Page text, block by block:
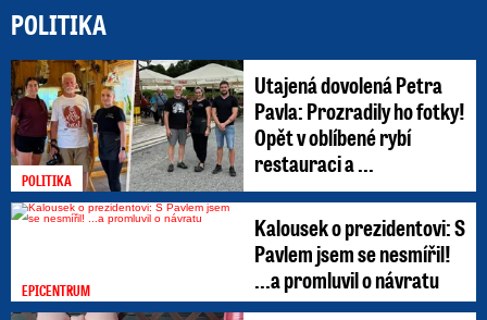
POLITIKA
POLITIKA
Utajená dovolená Petra
Pavla: Prozradily ho fotky!
Opět v oblíbené rybí
restauraci a ...
EPICENTRUM
Kalousek o prezidentovi: S
Pavlem jsem se nesmířil!
...a promluvil o návratu